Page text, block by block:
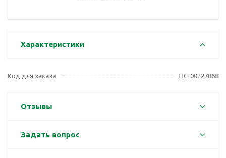
Характеристики
Код для заказа ПС-00227868
Отзывы
Задать вопрос